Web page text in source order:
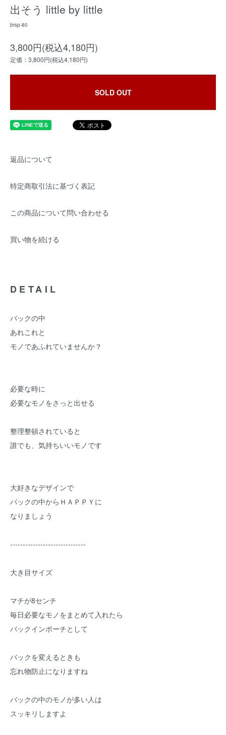
出そう little by little
brsp-80
3,800円(税込4,180円)
定価：3,800円(税込4,180円)
SOLD OUT
返品について
特定商取引法に基づく表記
この商品について問い合わせる
買い物を続ける
DETAIL
バックの中
あれこれと
モノであふれていませんか？
必要な時に
必要なモノをさっと出せる
整理整頓されていると
誰でも、気持ちいいモノです
大好きなデザインで
バックの中からＨＡＰＰＹに
なりましょう
------------------------------
大き目サイズ
マチが8センチ
毎日必要なモノをまとめて入れたら
バックインポーチとして
バックを変えるときも
忘れ物防止になりますね
バックの中のモノが多い人は
スッキリしますよ